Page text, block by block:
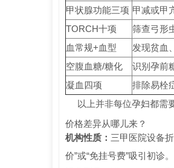
甲状腺功能三项 甲减或甲
TORCH十项
筛查弓形
血常规+血型
发现贫血
空腹血糖/糖化
识别孕前
凝血四项
排除易栓
以上并非每位孕妇都需
价格差异从哪儿来？
机构性质： 三甲医院设备
价”或“免挂号费”吸引初诊。